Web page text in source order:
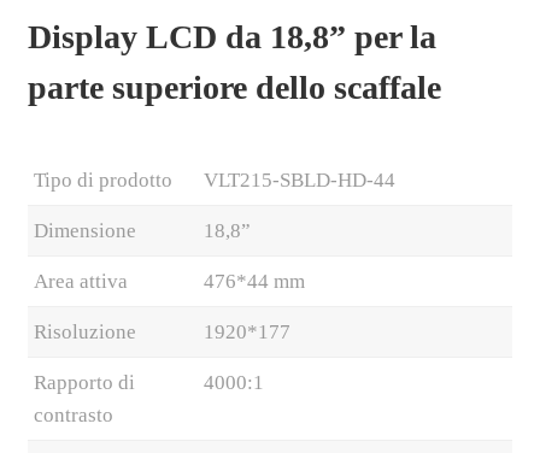
Display LCD da 18,8” per la
parte superiore dello scaffale
Tipo di prodotto VLT215-SBLD-HD-44
Dimensione 18,8”
Area attiva 476*44 mm
Risoluzione 1920*177
Rapporto di
contrasto
4000:1